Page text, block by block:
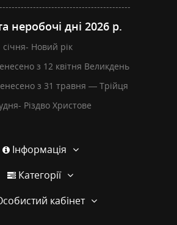
неробочі дні 2026 р.
січня- Новий рік
з 12 квітня Великдень
з 31 травня — Трійця
Різдво Христове
Інформація
Категорії
кабінет